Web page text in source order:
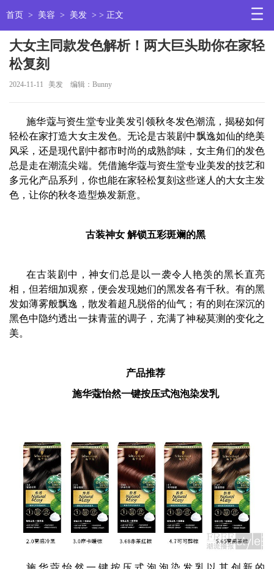
首页 > 美容 > 美发 > > 正文
大女主同款发色解析！两大巨头助你在家轻
松复刻
2024-11-11 美发 编辑：Bunny
施华蔻与资生堂专业美发引领秋冬发色潮流，揭秘如何
轻松在家打造大女主发色。无论是古装剧中飘逸如仙的绝美
风采，还是现代剧中都市时尚的成熟韵味，女主角们的发色
总是走在潮流尖端。凭借施华蔻与资生堂专业美发的技艺和
多元化产品系列，你也能在家轻松复刻这些迷人的大女主发
色，让你的秋冬造型焕发新意。
古装神女 解锁五彩斑斓的黑
在古装剧中，神女们总是以一袭令人艳羡的黑长直亮
相，但若细加观察，便会发现她们的黑发各有千秋。有的黑
发如薄雾般飘逸，散发着超凡脱俗的仙气；有的则在深沉的
黑色中隐约透出一抹青蓝的调子，充满了神秘莫测的变化之
美。
产品推荐
施华蔻怡然一键按压式泡泡染发乳